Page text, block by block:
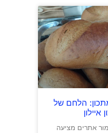
הלחם של
איילון
אתרים מציעה